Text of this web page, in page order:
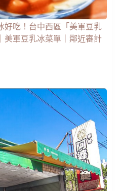
好吃！台中西區「美軍豆乳
美軍豆乳冰菜單｜鄰近審計